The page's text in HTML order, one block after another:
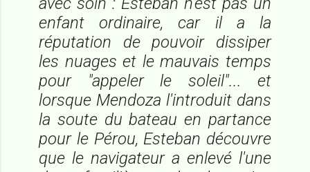
enfant ordinaire, car il a la
réputation de pouvoir dissiper
les nuages et le mauvais temps
pour "appeler le soleil"... et
lorsque Mendoza l'introduit dans
la soute du bateau en partance
pour le Pérou, Esteban découvre
que le navigateur a enlevé l'une